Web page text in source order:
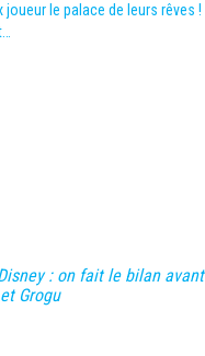
joueur le palace de leurs rêves !
: on fait le bilan avant
Grogu